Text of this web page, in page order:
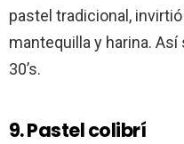
pastel tradicional,
mantequilla y harina.
30’s.
9. Pastel colibrí